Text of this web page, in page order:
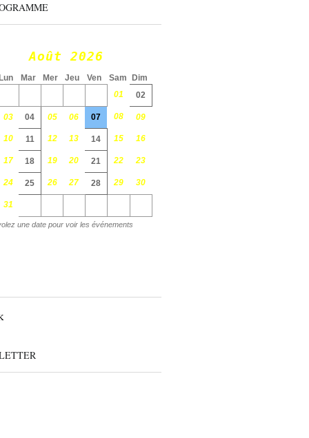
Août 2026
Mar Mer Jeu Ven Sam
Dim
01
02
03 04 05 06 07 08 09
10 11 12 13 14 15 16
17 18 19 20 21 22 23
24 25 26 27 28 29 30
31
une date pour voir les événements